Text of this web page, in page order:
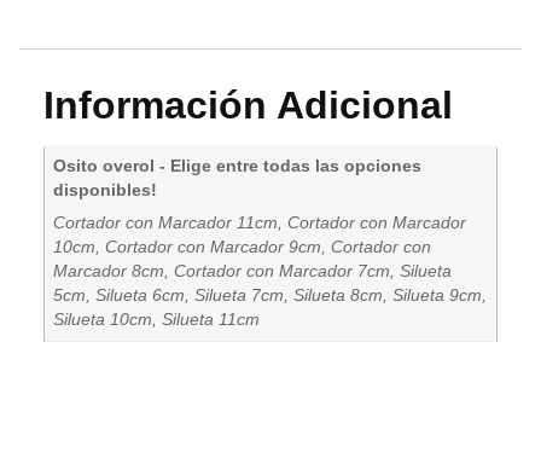
Información Adicional
Osito overol - Elige entre todas las opciones
disponibles!
Cortador con Marcador 11cm, Cortador con Marcador
10cm, Cortador con Marcador 9cm, Cortador con
Marcador 8cm, Cortador con Marcador 7cm, Silueta
5cm, Silueta 6cm, Silueta 7cm, Silueta 8cm, Silueta 9cm,
Silueta 10cm, Silueta 11cm